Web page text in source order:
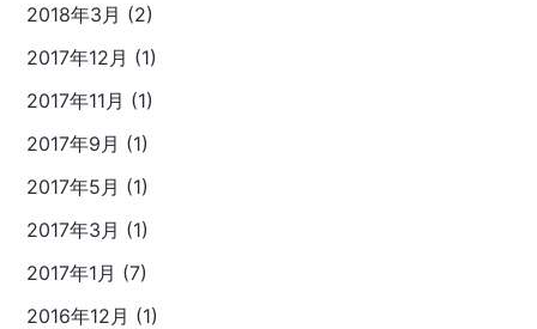
2018年3月 (2)
2017年12月 (1)
2017年11月 (1)
2017年9月 (1)
2017年5月 (1)
2017年3月 (1)
2017年1月 (7)
2016年12月 (1)